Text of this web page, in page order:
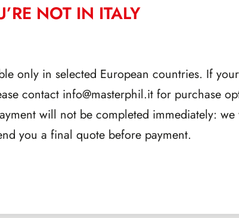
CONTATTI
NOT IN ITALY
only in selected European countries. If
contact info@masterphil.itfor purchase
will not be completed immediately:
you a final quote before payment.